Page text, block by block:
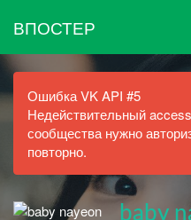
ВПОСТЕР
Ошибка VK API #5
Недействительный
сообщества нужно
повторно.
baby